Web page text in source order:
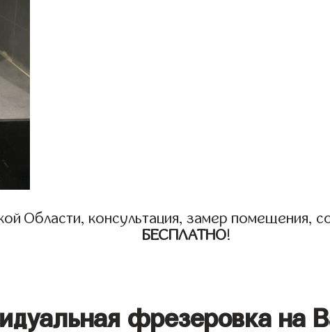
Области, консультация, замер помещения,
БЕСПЛАТНО!
фрезеровка на